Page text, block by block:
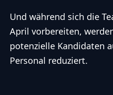
Und während sich die
April vorbereiten,
potenzielle Kandidaten
Personal reduziert.